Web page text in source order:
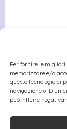
Per fornire le migliori
memorizzare e/o
queste tecnologie ci
navigazione o ID
può influire